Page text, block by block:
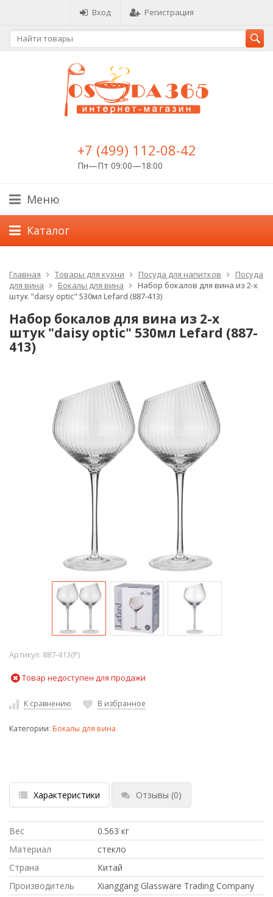
Вход Регистрация
+7 (499) 112-08-42
Пн—Пт 09:00—18:00
Меню
Каталог
Главная Товары для кухни Посуда для напитков
Посуда
для вина
Бокалы для вина
Набор бокалов для вина из 2-х
штук "daisy optic" 530мл Lefard (887-413)
Набор бокалов для вина из 2-х
штук "daisy optic" 530мл Lefard (887-
413)
Артикул: 887-413(P)
Товар недоступен для продажи
К сравнению В избранное
Категории: Бокалы для вина
Характеристики Отзывы (0)
Вес
0.563 кг
Материал
стекло
Страна
Китай
Производитель
Xianggang Glassware Trading Company